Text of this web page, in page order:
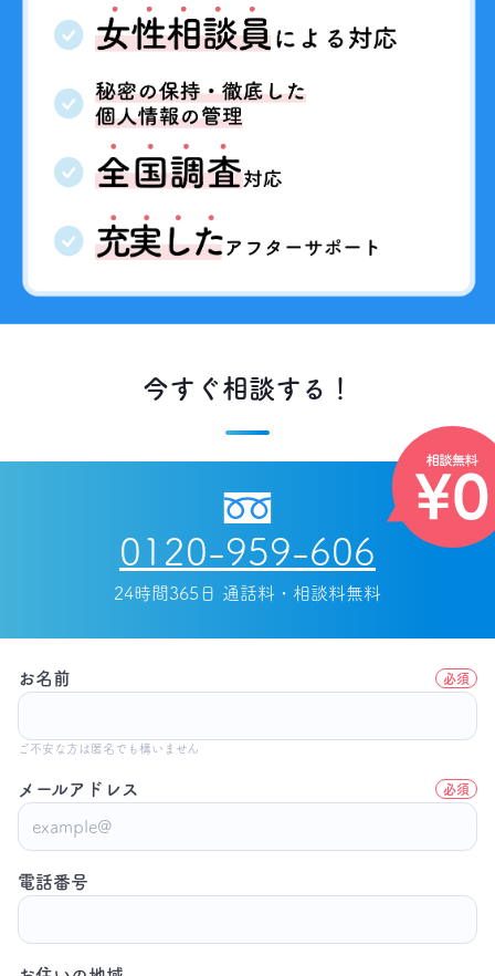
今すぐ相談する！
0120-959-606
24時間365日 通話料・相談料無料
お名前 必須
ご不安な方は匿名でも構いません
メールアドレス 必須
電話番号